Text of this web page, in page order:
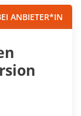
ANBIETER*IN